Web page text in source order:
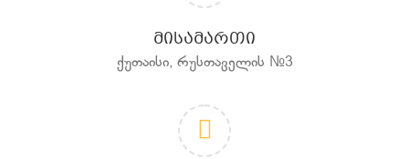
ᲛᲘᲡᲐᲛᲐᲠᲗᲘ
ქუთაისი, რუსთაველის №3